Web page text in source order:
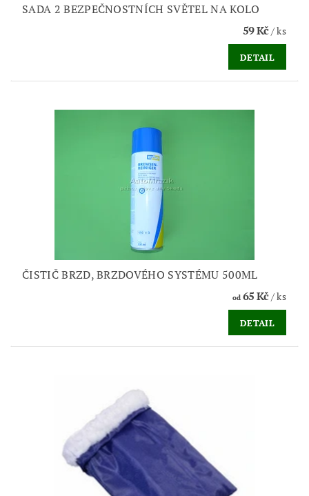
SADA 2 BEZPEČNOSTNÍCH SVĚTEL NA KOLO
59 Kč/ ks
DETAIL
ČISTIČ BRZD, BRZDOVÉHO SYSTÉMU 500ML
od65 Kč/ ks
DETAIL